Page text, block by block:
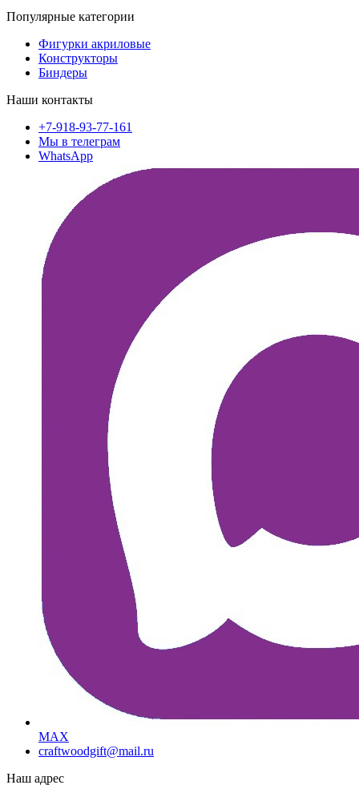
Популярные категории
Фигурки акриловые
Конструкторы
Биндеры
Наши контакты
+7-918-93-77-161
Мы в телеграм
WhatsApp
MAX
craftwoodgift@mail.ru
Наш адрес